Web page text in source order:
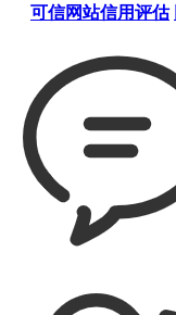
可信网站信用评估